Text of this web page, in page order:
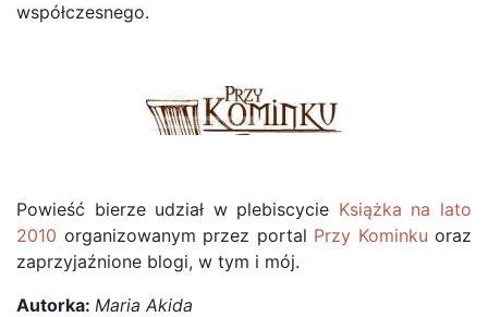
współczesnego.
Powieść bierze udział w plebiscycie Książka na lato
2010 organizowanym przez portal Przy Kominku oraz
zaprzyjaźnione blogi, w tym i mój.
Autorka: Maria Akida